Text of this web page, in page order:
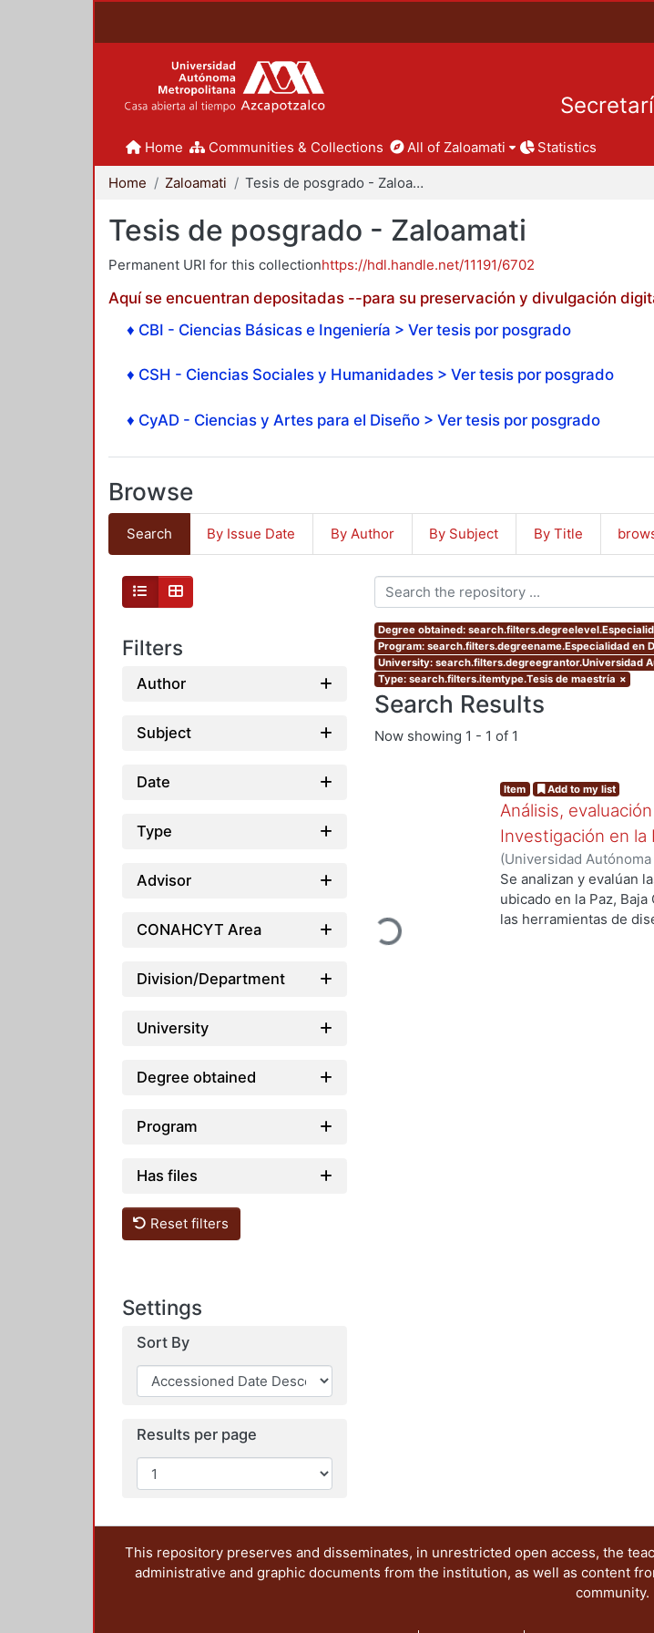
Home Communities & Collections All of Zaloamati Statistics
Home Zaloamati Tesis de posgrado - Zaloamati
Tesis de posgrado - Zaloamati
Permanent URI for this collectionhttps://hdl.handle.net/11191/6702
Aquí se encuentran depositadas --para su preservación y divulgación
♦ CBI - Ciencias Básicas e Ingeniería > Ver tesis por posgrado
♦ CSH - Ciencias Sociales y Humanidades > Ver tesis por posgrado
♦ CyAD - Ciencias y Artes para el Diseño > Ver tesis por posgrado
Browse
Search By Issue Date By Author By Subject By Title
Filters
Author
Subject
Date
Type
Advisor
CONAHCYT Area
Division/Department
University
Degree obtained
Program
Has files
Reset filters
Settings
Sort By
Results per page
Degree obtained:
Program: search.filters.degreename.Especialidad en
University: search.filters.degreegrantor.Universidad
Type: search.filters.itemtype.Tesis de maestría ×
Search Results
Now showing 1 - 1 of 1
Loading...
Item Add to my list
Análisis,
Investigación en la
(Universidad
de Servicios de
Se analizan y evalúan
ubicado en la Paz,
las herramientas de
This repository preserves and disseminates, in unrestricted open access, the
administrative and graphic documents from the institution, as well as content
community.